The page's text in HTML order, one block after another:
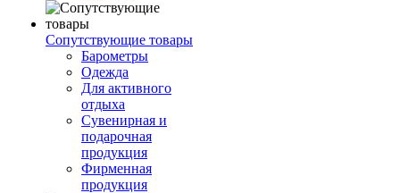
Сопутствующие товары
Барометры
Одежда
Для активного
отдыха
Сувенирная и
подарочная
продукция
Фирменная
продукция